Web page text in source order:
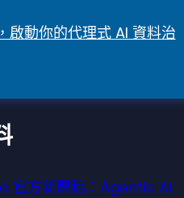
啟動你的代理式 AI 資料治
官方新聞稿：Agentic AI